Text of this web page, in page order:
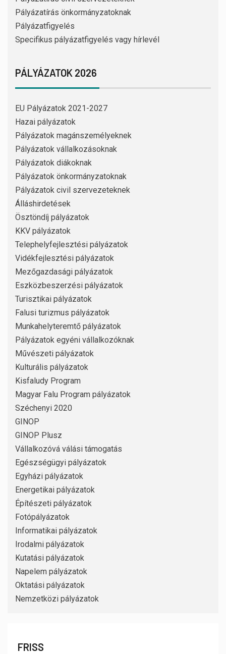
Pályázatírás önkormányzatoknak
Pályázatfigyelés
Specifikus pályázatfigyelés vagy hírlevél
PÁLYÁZATOK 2026
EU Pályázatok 2021-2027
Hazai pályázatok
Pályázatok magánszemélyeknek
Pályázatok vállalkozásoknak
Pályázatok diákoknak
Pályázatok önkormányzatoknak
Pályázatok civil szervezeteknek
Álláshirdetések
Ösztöndíj pályázatok
KKV pályázatok
Telephelyfejlesztési pályázatok
Vidékfejlesztési pályázatok
Mezőgazdasági pályázatok
Eszközbeszerzési pályázatok
Turisztikai pályázatok
Falusi turizmus pályázatok
Munkahelyteremtő pályázatok
Pályázatok egyéni vállalkozóknak
Művészeti pályázatok
Kulturális pályázatok
Kisfaludy Program
Magyar Falu Program pályázatok
Széchenyi 2020
GINOP
GINOP Plusz
Vállalkozóvá válási támogatás
Egészségügyi pályázatok
Egyházi pályázatok
Energetikai pályázatok
Építészeti pályázatok
Fotópályázatok
Informatikai pályázatok
Irodalmi pályázatok
Kutatási pályázatok
Napelem pályázatok
Oktatási pályázatok
Nemzetközi pályázatok
FRISS